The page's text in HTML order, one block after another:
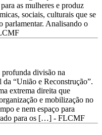
as mulheres e produz
sociais, culturais que se
parlamentar. Analisando o
divisão na
“União e Reconstrução”.
extrema direita que
e mobilização no
e nem espaço para
para os […] - FLCMF